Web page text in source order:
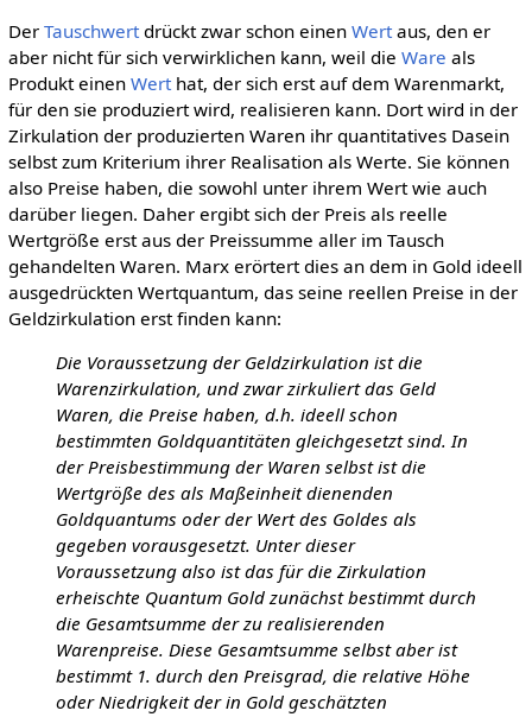
Der Tauschwertdrückt zwar schon einen Wertaus, den er
aber nicht für sich verwirklichen kann, weil die Ware als
Produkt einen Werthat, der sich erst auf dem Warenmarkt,
für den sie produziert wird, realisieren kann. Dort wird in der
Zirkulation der produzierten Waren ihr quantitatives Dasein
selbst zum Kriterium ihrer Realisation als Werte. Sie können
also Preise haben, die sowohl unter ihrem Wert wie auch
darüber liegen. Daher ergibt sich der Preis als reelle
Wertgröße erst aus der Preissumme aller im Tausch
gehandelten Waren. Marx erörtert dies an dem in Gold ideell
ausgedrückten Wertquantum, das seine reellen Preise in der
Geldzirkulation erst finden kann:
Die Voraussetzung der Geldzirkulation ist die
Warenzirkulation, und zwar zirkuliert das Geld
Waren, die Preise haben, d.h. ideell schon
bestimmten Goldquantitäten gleichgesetzt sind. In
der Preisbestimmung der Waren selbst ist die
Wertgröße des als Maßeinheit dienenden
Goldquantums oder der Wert des Goldes als
gegeben vorausgesetzt. Unter dieser
Voraussetzung also ist das für die Zirkulation
erheischte Quantum Gold zunächst bestimmt durch
die Gesamtsumme der zu realisierenden
Warenpreise. Diese Gesamtsumme selbst aber ist
bestimmt 1. durch den Preisgrad, die relative Höhe
oder Niedrigkeit der in Gold geschätzten